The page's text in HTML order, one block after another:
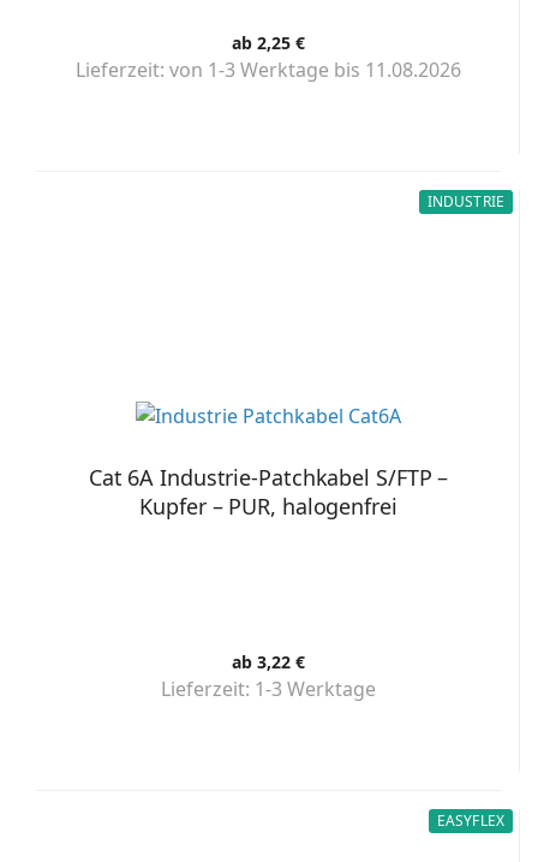
ab 2,25 €
Lieferzeit: von 1-3 Werktage bis 11.08.2026
INDUSTRIE
Cat 6A Industrie-Patchkabel S/FTP –
Kupfer – PUR, halogenfrei
ab 3,22 €
Lieferzeit: 1-3 Werktage
EASYFLEX